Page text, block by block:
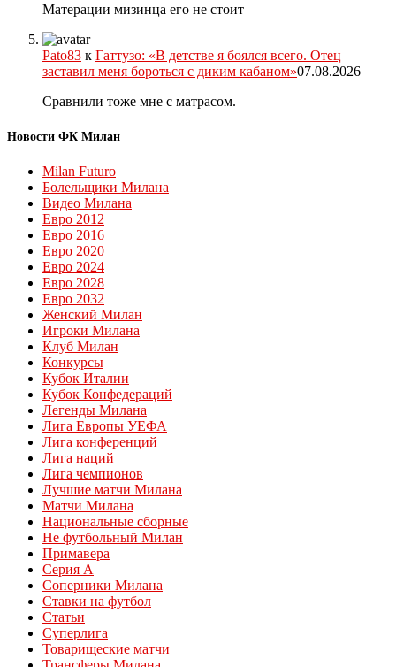
Матерации мизинца его не стоит
Pato83 к Гаттузо: «В детстве я боялся всего. Отец
заставил меня бороться с диким кабаном»07.08.2026
Сравнили тоже мне с матрасом.
Новости ФК Милан
Milan Futuro
Болельщики Милана
Видео Милана
Евро 2012
Евро 2016
Евро 2020
Евро 2024
Евро 2028
Евро 2032
Женский Милан
Игроки Милана
Клуб Милан
Конкурсы
Кубок Италии
Кубок Конфедераций
Легенды Милана
Лига Европы УЕФА
Лига конференций
Лига наций
Лига чемпионов
Лучшие матчи Милана
Матчи Милана
Национальные сборные
Не футбольный Милан
Примавера
Серия А
Соперники Милана
Ставки на футбол
Статьи
Суперлига
Товарищеские матчи